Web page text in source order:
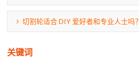
切割轮适合 DIY 爱好者和专业人士吗？
关键词